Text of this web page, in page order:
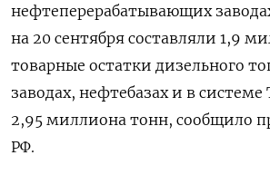
нефтеперерабатывающих
на 20 сентября составляли 1,9
товарные остатки дизельного
заводах, нефтебазах и в
2,95 миллиона тонн, сообщило
РФ.